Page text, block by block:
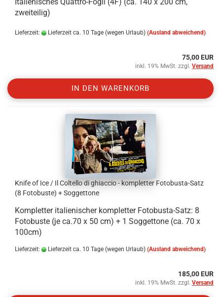
zweiteilig)
Lieferzeit: Lieferzeit ca. 10 Tage (wegen Urlaub) (Ausland abweichend)
75,00 EUR
inkl. 19% MwSt. zzgl. Versand
IN DEN WARENKORB
Knife of Ice / Il Coltello di ghiaccio - kompletter Fotobusta-Satz
(8 Fotobuste) + Soggettone
Kompletter italienischer kompletter Fotobusta-Satz: 8
Fotobuste (je ca.70 x 50 cm) + 1 Soggettone (ca. 70 x
100cm)
Lieferzeit: Lieferzeit ca. 10 Tage (wegen Urlaub) (Ausland abweichend)
185,00 EUR
inkl. 19% MwSt. zzgl. Versand